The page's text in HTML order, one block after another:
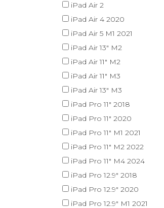
iPad Air 2
iPad Air 4 2020
iPad Air 5 M1 2021
iPad Air 13" M2
iPad Air 11" M2
iPad Air 11" M3
iPad Air 13" M3
iPad Pro 11" 2018
iPad Pro 11" 2020
iPad Pro 11" M1 2021
iPad Pro 11" M2 2022
iPad Pro 11" M4 2024
iPad Pro 12.9" 2018
iPad Pro 12.9" 2020
iPad Pro 12.9" M1 2021